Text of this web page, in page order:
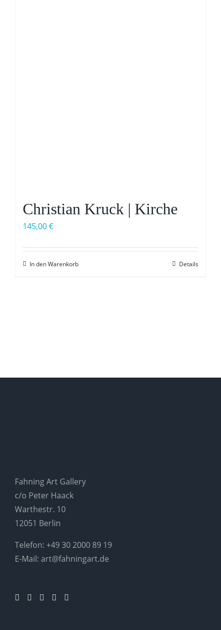
Christian Kruck | Kirche
145,00€
In den Warenkorb Details
Fahning Art Gallery
c/o Peter Haack
Warthestr. 10
12051 Berlin
Telefon: +49 30 2000 89 19
E-Mail: art@fahningart.de